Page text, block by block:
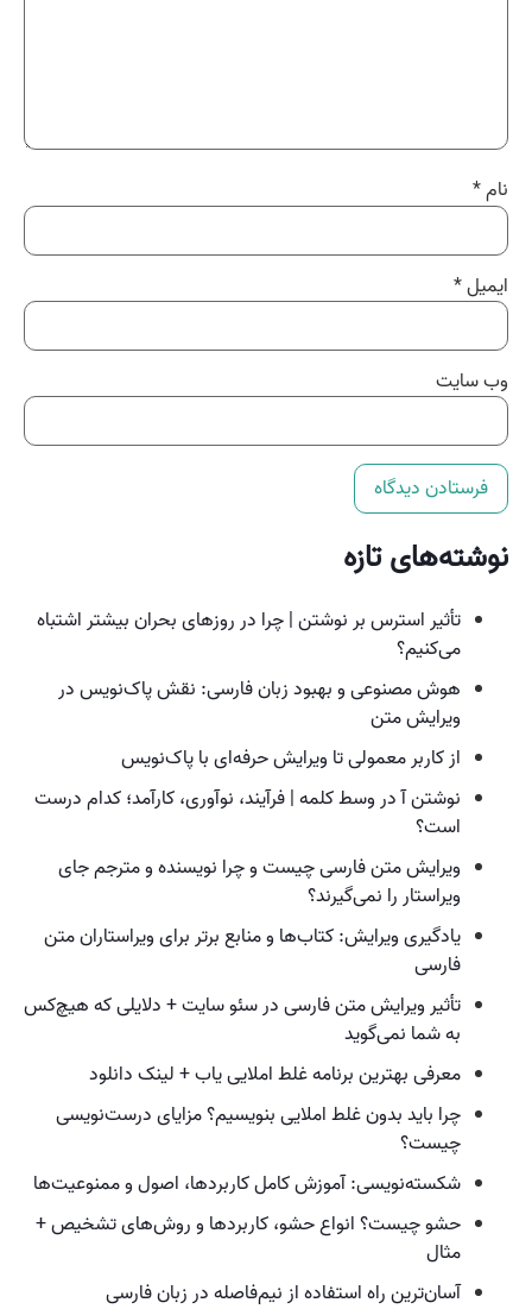
نام*
ایمیل*
وب‌ سایت
نوشته‌های تازه
تأثیر استرس بر نوشتن | چرا در روزهای بحران بیشتر اشتباه
می‌کنیم؟
هوش مصنوعی و بهبود زبان فارسی: نقش پاک‌نویس در
ویرایش متن
از کاربر معمولی تا ویرایش حرفه‌ای با پاک‌نویس
نوشتن آ در وسط کلمه | فرآیند، نوآوری، کارآمد؛ کدام درست
است؟
ویرایش متن فارسی چیست و چرا نویسنده و مترجم جای
ویراستار را نمی‌گیرند؟
یادگیری ویرایش: کتاب‌ها و منابع برتر برای ویراستاران متن
فارسی
تأثیر ویرایش متن فارسی در سئو سایت + دلایلی که هیچ‌کس
به شما نمی‌گوید
معرفی بهترین برنامه غلط املایی یاب + لینک دانلود
چرا باید بدون غلط املایی بنویسیم؟ مزایای درست‌نویسی
چیست؟
شکسته‌نویسی: آموزش کامل کاربردها، اصول و ممنوعیت‌ها
حشو چیست؟ انواع حشو، کاربردها و روش‌های تشخیص +
مثال
آسان‌ترین راه استفاده از نیم‌فاصله در زبان فارسی